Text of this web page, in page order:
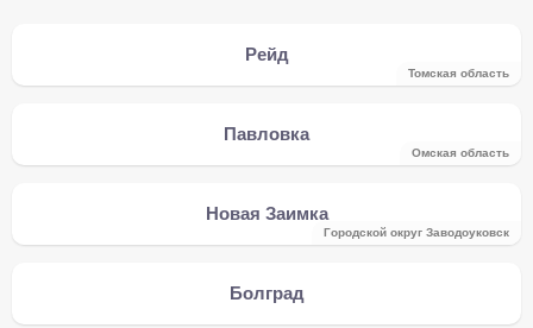
Рейд
Томская область
Павловка
Омская область
Новая Заимка
Городской округ Заводоуковск
Болград